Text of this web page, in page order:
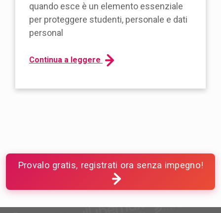
quando esce è un elemento essenziale
per proteggere studenti, personale e dati
personal
Continua a leggere
Provalo gratis, registrati ora senza impegno!